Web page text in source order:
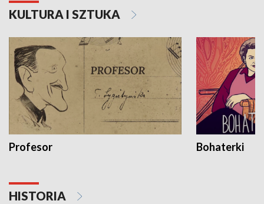
KULTURA I SZTUKA
Profesor Bohaterki
HISTORIA